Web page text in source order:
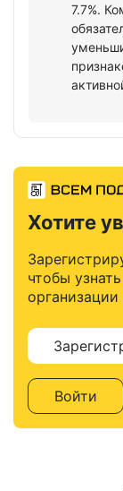
7.7%.
Хотите
чтобы
организации
Войти